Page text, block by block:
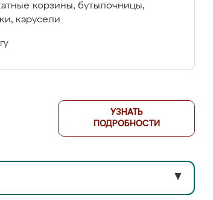
корзины, бутылочницы,
карусели
УЗНАТЬ
ПОДРОБНОСТИ
▼